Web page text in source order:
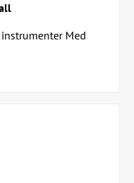
Med